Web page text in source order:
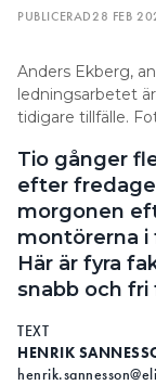
PUBLICERAD28 FEB
Anders Ekberg,
ledningsarbetet
tidigare tillfälle.
Tio gånger
efter
morgonen
montörerna
Här är fyra
snabb och fri
TEXT
HENRIK